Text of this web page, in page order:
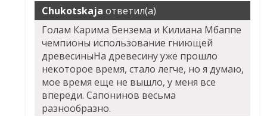
Chukotskaja ответил(а)
Голам Карима Бензема и Килиана Мбаппе
чемпионы использование гниющей
древесиныНа древесину уже прошло
некоторое время, стало легче, но я думаю,
мое время еще не вышло, у меня все
впереди. Сапонинов весьма
разнообразно.